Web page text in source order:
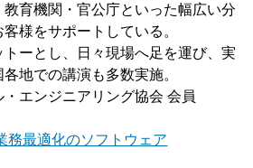
育機関・官公庁といった幅広い分
様をサポートしている。
トーとし、日々現場へ足を運び、実
地での講演も多数実施。
エンジニアリング協会 会員
務最適化のソフトウェア